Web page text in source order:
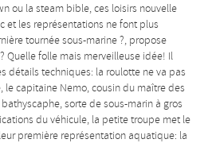
ou la steam bible, ces loisirs nouvelle
et les représentations ne font plus
tournée sous-marine ?, propose
Quelle folle mais merveilleuse idée! Il
détails techniques: la roulotte ne va pas
le capitaine Nemo, cousin du maître des
sorte de sous-marin à gros
du véhicule, la petite troupe met le
première représentation aquatique: la